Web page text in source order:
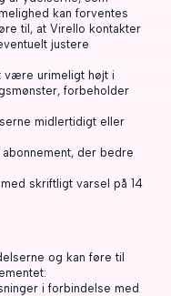
kan forventes
til, at Virello kontakter
justere
være urimeligt højt i
forbeholder
midlertidigt eller
der bedre
skriftligt varsel på 14
og kan føre til
i forbindelse med